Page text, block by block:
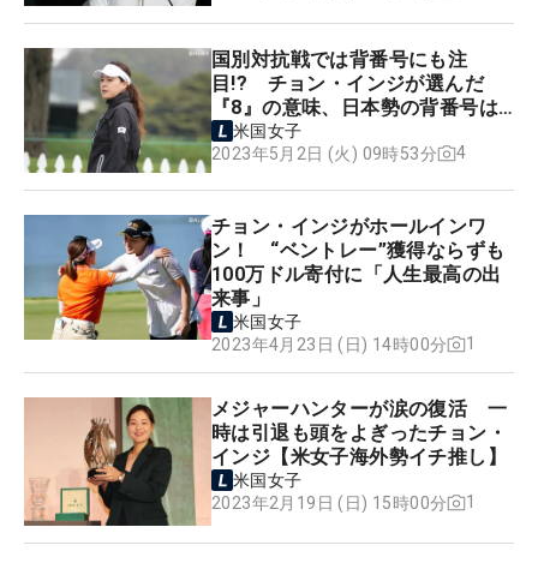
国別対抗戦では背番号にも注
目!? チョン・インジが選んだ
『8』の意味、日本勢の背番号は…
米国女子
2023年5月2日 (火) 09時53分
4
チョン・インジがホールインワ
ン！ “ベントレー”獲得ならずも
100万ドル寄付に「人生最高の出
来事」
米国女子
2023年4月23日 (日) 14時00分
1
メジャーハンターが涙の復活 一
時は引退も頭をよぎったチョン・
インジ【米女子海外勢イチ推し】
米国女子
2023年2月19日 (日) 15時00分
1